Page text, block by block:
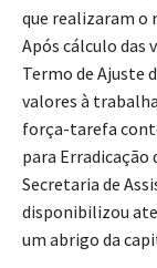
que realizaram o
Após cálculo das
Termo de Ajuste
valores à
força-tarefa
para Erradicação
Secretaria de
disponibilizou
um abrigo da